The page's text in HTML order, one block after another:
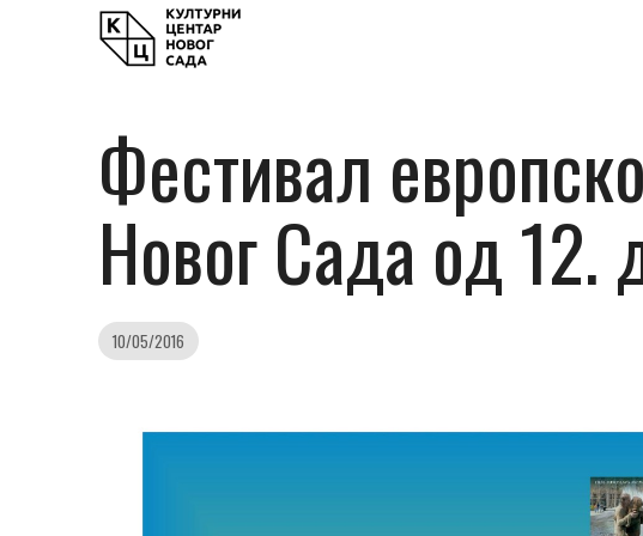
Фестивал
Новог Сада од 12.
10/05/2016